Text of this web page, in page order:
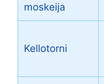
moskeija
Kellotorni